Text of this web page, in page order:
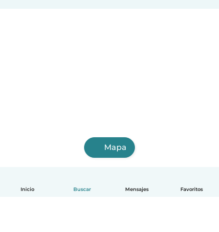
Inicio Buscar Mensajes Favoritos
Mapa